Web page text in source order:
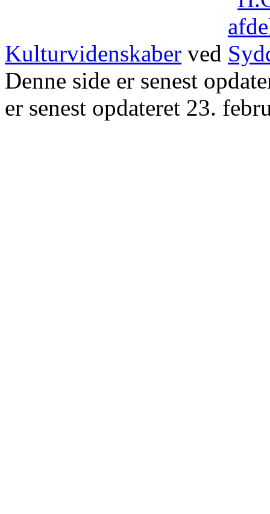
Kulturvidenskaber ved
Denne side er senest
er senest opdateret 23.